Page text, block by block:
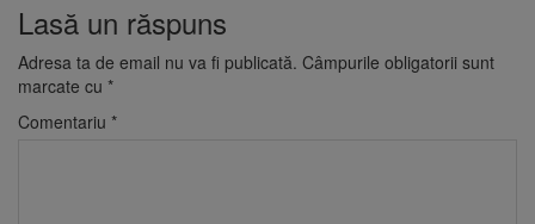
Lasă un răspuns
Adresa ta de email nu va fi publicată. Câmpurile obligatorii sunt
marcate cu *
Comentariu *